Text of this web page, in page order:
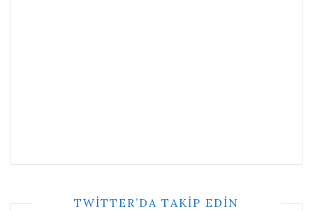
TWITTER’DA TAKIP EDIN